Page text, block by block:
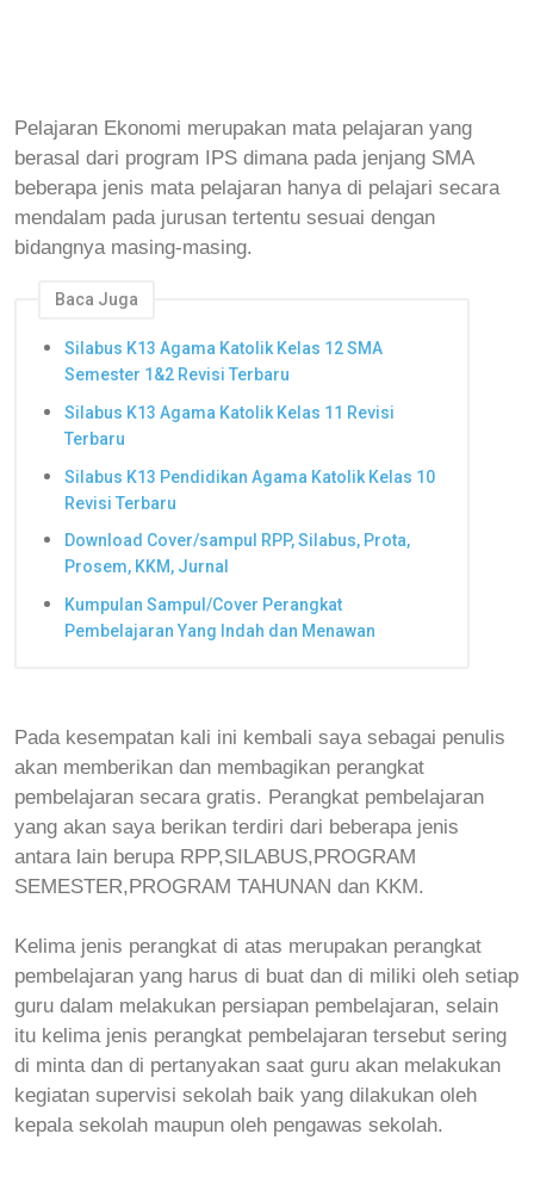
Pelajaran Ekonomi merupakan mata pelajaran yang
berasal dari program IPS dimana pada jenjang SMA
beberapa jenis mata pelajaran hanya di pelajari secara
mendalam pada jurusan tertentu sesuai dengan
bidangnya masing-masing.
Baca Juga
Silabus K13 Agama Katolik Kelas 12 SMA
Semester 1&2 Revisi Terbaru
Silabus K13 Agama Katolik Kelas 11 Revisi
Terbaru
Silabus K13 Pendidikan Agama Katolik Kelas 10
Revisi Terbaru
Download Cover/sampul RPP, Silabus, Prota,
Prosem, KKM, Jurnal
Kumpulan Sampul/Cover Perangkat
Pembelajaran Yang Indah dan Menawan
Pada kesempatan kali ini kembali saya sebagai penulis
akan memberikan dan membagikan perangkat
pembelajaran secara gratis. Perangkat pembelajaran
yang akan saya berikan terdiri dari beberapa jenis
antara lain berupa RPP,SILABUS,PROGRAM
SEMESTER,PROGRAM TAHUNAN dan KKM.
Kelima jenis perangkat di atas merupakan perangkat
pembelajaran yang harus di buat dan di miliki oleh setiap
guru dalam melakukan persiapan pembelajaran, selain
itu kelima jenis perangkat pembelajaran tersebut sering
di minta dan di pertanyakan saat guru akan melakukan
kegiatan supervisi sekolah baik yang dilakukan oleh
kepala sekolah maupun oleh pengawas sekolah.